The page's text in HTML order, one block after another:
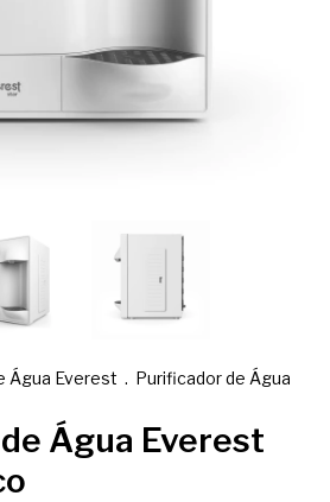
Água Everest . Purificador de Água
Água Everest